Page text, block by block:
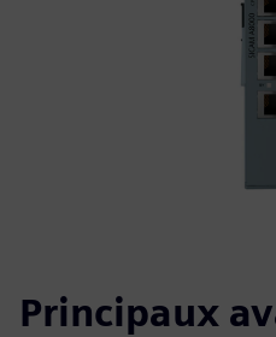
Principaux